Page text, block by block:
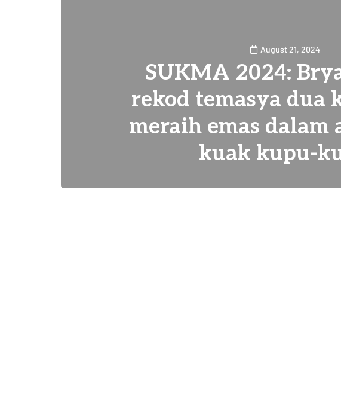
August 21, 2024
SUKMA 2024:
rekod temasya dua
meraih emas dalam
kuak kupu-